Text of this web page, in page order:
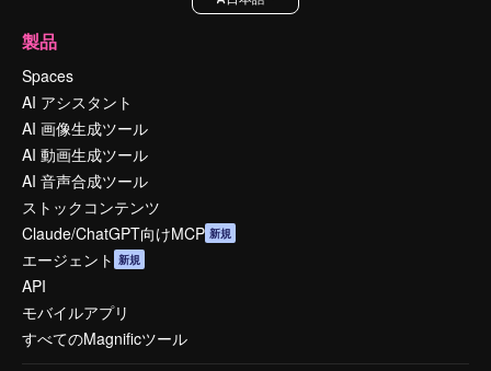
製品
Spaces
AI アシスタント
AI 画像生成ツール
AI 動画生成ツール
AI 音声合成ツール
ストックコンテンツ
Claude/ChatGPT向けMCP 新規
エージェント 新規
API
モバイルアプリ
すべてのMagnificツール